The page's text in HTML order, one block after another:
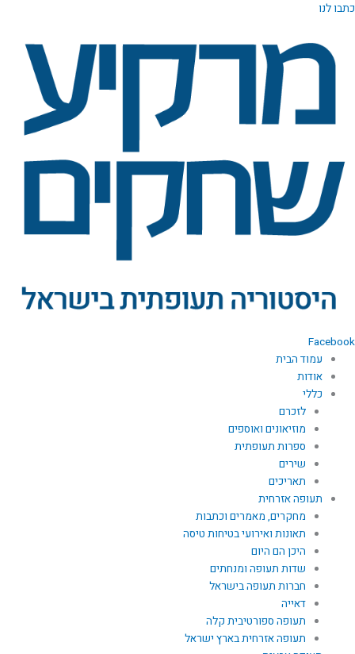
דילוג
כתבו לנו
Facebook
עמוד הבית
אודות
כללי
לזכרם
מוזיאונים ואוספים
ספרות תעופתית
שירים
תאריכים
תעופה אזרחית
מחקרים, מאמרים וכתבות
תאונות ואירועי בטיחות טיסה
היכן הם היום
שדות תעופה ומנחתים
חברות תעופה בישראל
דאייה
תעופה ספורטיבית קלה
תעופה אזרחית בארץ ישראל